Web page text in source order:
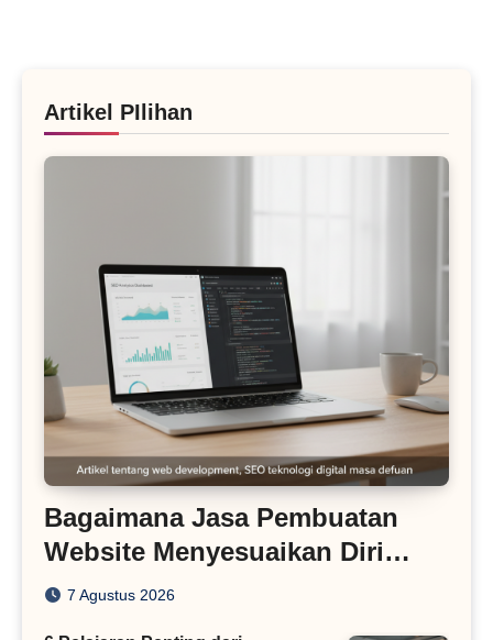
Artikel PIlihan
Bagaimana Jasa Pembuatan
Website Menyesuaikan Diri
dengan Algoritma SEO Masa
7 Agustus 2026